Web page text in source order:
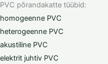
PVC põrandakatte tüübid:
homogeenne PVC
heterogeenne PVC
akustiline PVC
elektrit juhtiv PVC